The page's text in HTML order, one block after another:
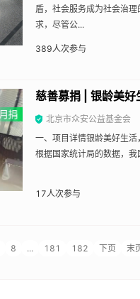
盾，社会服务成为社会治
求，尽管公...
389人次参与
慈善募捐 | 银龄美好
北京市众安公益基金会
一、项目详情银龄美好
根据国家统计局的数据，
17人次参与
8 ... 181 182 下页 末